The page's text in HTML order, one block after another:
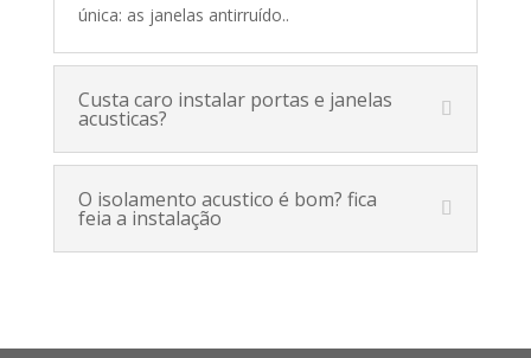
única: as janelas antirruído..
Custa caro instalar portas e janelas
acusticas?
O isolamento acustico é bom? fica
feia a instalação